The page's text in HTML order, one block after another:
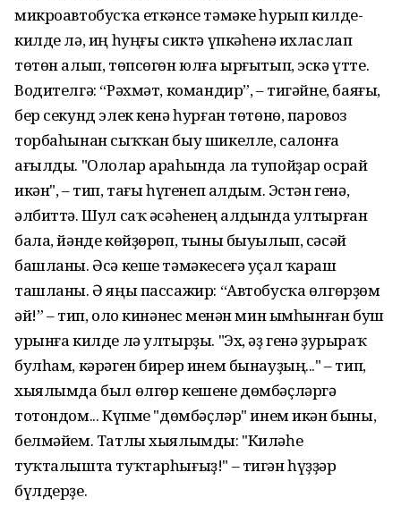
микроавто­бусҡа еткәнсе тәмәке һурып килде-
килде лә, иң һуңғы сик­тә үпкәһенә ихласлап
төтөн алып, төпсөгөн юлға ырғытып, эскә үтте.
Водителгә: “Рәхмәт, командир”, – тигәйне, баяғы,
бер секунд элек кенә һурған төтөнө, паровоз
торбаһынан сыҡҡан быу шикелле, салонға
ағылды. "Ололар араһында ла тупойҙар осрай
икән", – тип, тағы һүгенеп алдым. Эстән генә,
әлбиттә. Шул саҡ әсә­һенең алдында ултырған
бала, йәнде көйҙөрөп, тыны быуылып, сәсәй
башланы. Әсә кеше тәмәкесегә уҫал ҡараш
ташланы. Ә яңы пассажир: “Автобусҡа өлгөрҙөм
әй!” – тип, оло кинәнес менән мин ым­һынған буш
урынға килде лә ултырҙы. "Эх, әҙ генә ҙурыраҡ
бул­һам, кәрәген бирер инем бынауҙың..." – тип,
хыялымда был өлгөр кешене дөмбәҫләргә
тотондом... Күпме "дөмбәҫләр" инем икән быны,
бел­мәйем. Татлы хыялымды: "Киләһе
туҡталышта туҡтарһығыҙ!" – тигән һүҙҙәр
бүлдерҙе.